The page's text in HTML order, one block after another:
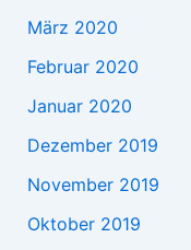
März 2020
Februar 2020
Januar 2020
Dezember 2019
November 2019
Oktober 2019